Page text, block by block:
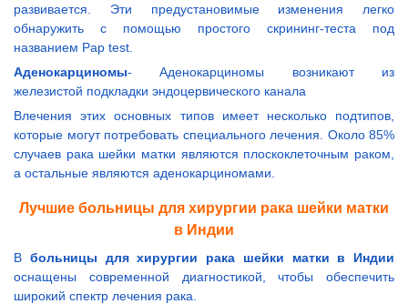
развивается. Эти предустановимые изменения легко
обнаружить с помощью простого скрининг-теста под
названием Pap test.
Аденокарциномы- Аденокарциномы возникают из
железистой подкладки эндоцервического канала
Влечения этих основных типов имеет несколько подтипов,
которые могут потребовать специального лечения. Около 85%
случаев рака шейки матки являются плоскоклеточным раком,
а остальные являются аденокарциномами.
Лучшие больницы для хирургии рака шейки матки
в Индии
В больницы для хирургии рака шейки матки в Индии
оснащены современной диагностикой, чтобы обеспечить
широкий спектр лечения рака.